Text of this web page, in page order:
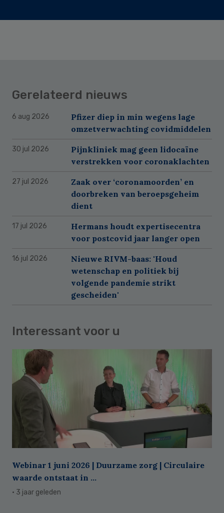
Gerelateerd nieuws
6 aug 2026
Pfizer diep in min wegens lage
omzetverwachting covidmiddelen
30 jul 2026
Pijnkliniek mag geen lidocaïne
verstrekken voor coronaklachten
27 jul 2026
Zaak over ‘coronamoorden’ en
doorbreken van beroepsgeheim
dient
17 jul 2026
Hermans houdt expertisecentra
voor postcovid jaar langer open
16 jul 2026
Nieuwe RIVM-baas: 'Houd
wetenschap en politiek bij
volgende pandemie strikt
gescheiden'
Interessant voor u
Webinar 1 juni 2026 | Duurzame zorg | Circulaire
waarde ontstaat in ...
· 3 jaar geleden